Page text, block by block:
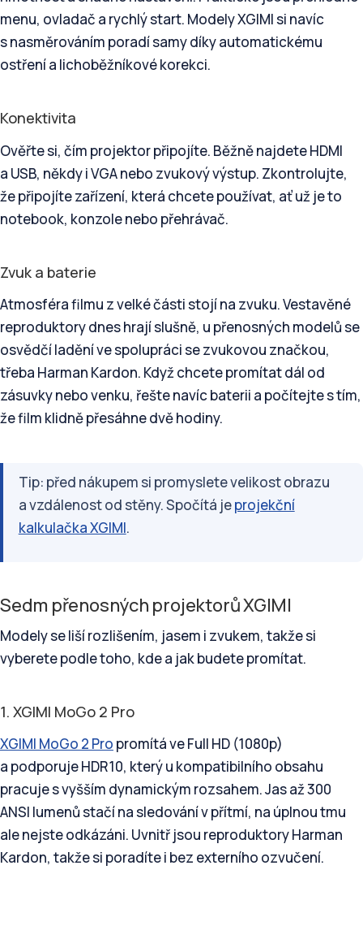
menu, ovladač a rychlý start. Modely XGIMI si navíc
s nasměrováním poradí samy díky automatickému
ostření a lichoběžníkové korekci.
Konektivita
Ověřte si, čím projektor připojíte. Běžně najdete HDMI
a USB, někdy i VGA nebo zvukový výstup. Zkontrolujte,
že připojíte zařízení, která chcete používat, ať už je to
notebook, konzole nebo přehrávač.
Zvuk a baterie
Atmosféra filmu z velké části stojí na zvuku. Vestavěné
reproduktory dnes hrají slušně, u přenosných modelů se
osvědčí ladění ve spolupráci se zvukovou značkou,
třeba Harman Kardon. Když chcete promítat dál od
zásuvky nebo venku, řešte navíc baterii a počítejte s tím,
že film klidně přesáhne dvě hodiny.
Tip: před nákupem si promyslete velikost obrazu
a vzdálenost od stěny. Spočítá jeprojekční
kalkulačka XGIMI.
Sedm přenosných projektorů XGIMI
Modely se liší rozlišením, jasem i zvukem, takže si
vyberete podle toho, kde a jak budete promítat.
1. XGIMI MoGo 2 Pro
XGIMI MoGo 2 Pro promítá ve Full HD (1080p)
a podporuje HDR10, který u kompatibilního obsahu
pracuje s vyšším dynamickým rozsahem. Jas až 300
ANSI lumenů stačí na sledování v přítmí, na úplnou tmu
ale nejste odkázáni. Uvnitř jsou reproduktory Harman
Kardon, takže si poradíte i bez externího ozvučení.